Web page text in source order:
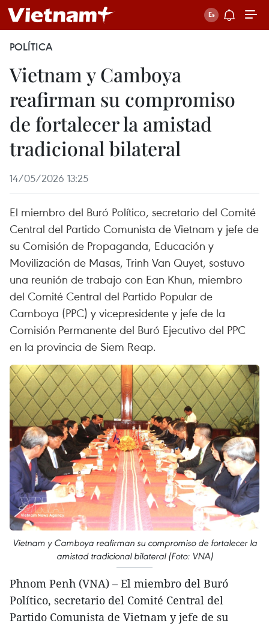
POLÍTICA
Vietnam y Camboya
reafirman su compromiso
de fortalecer la amistad
tradicional bilateral
14/05/2026 13:25
El miembro del Buró Político, secretario del Comité
Central del Partido Comunista de Vietnam y jefe de
su Comisión de Propaganda, Educación y
Movilización de Masas, Trinh Van Quyet, sostuvo
una reunión de trabajo con Ean Khun, miembro
del Comité Central del Partido Popular de
Camboya (PPC) y vicepresidente y jefe de la
Comisión Permanente del Buró Ejecutivo del PPC
en la provincia de Siem Reap.
Vietnam y Camboya reafirman su compromiso de fortalecer la
amistad tradicional bilateral (Foto: VNA)
Phnom Penh (VNA) – El miembro del Buró
Político, secretario del Comité Central del
Partido Comunista de Vietnam y jefe de su